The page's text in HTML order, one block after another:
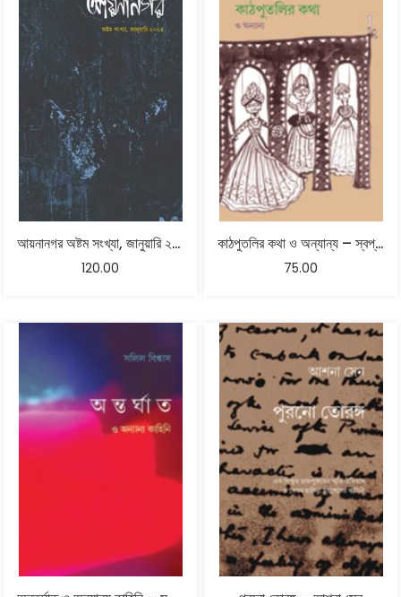
আয়নানগর অষ্টম সংখ্যা, জানুয়ারি ২০২৪
120.00
কাঠপুতলির কথা ও অন্যান্য – স্বপ্না সেন
75.00